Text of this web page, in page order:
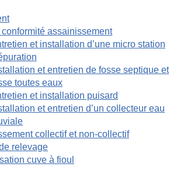
conformité assainissement
et installation d’une micro station
et entretien de fosse septique et
toutes eaux
et installation puisard
et entretien d’un collecteur eau
collectif et non-collectif
relevage
cuve à fioul